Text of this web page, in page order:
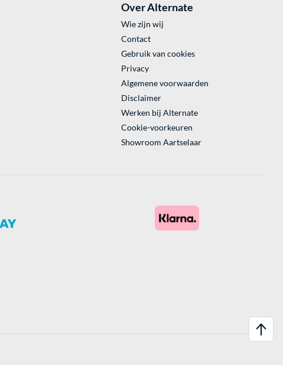
Over Alternate
Wie zijn wij
Contact
Gebruik van cookies
Privacy
Algemene voorwaarden
Disclaimer
Werken bij Alternate
Cookie-voorkeuren
Showroom Aartselaar